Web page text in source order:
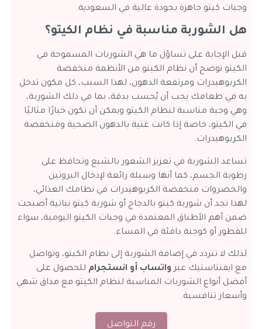
وجبات كيتو جاهزة بجودة عالية في السعودية.
هل الشوربة مناسبة في نظام الكيتو؟
قبل الإجابة على تساؤل ما هي الشوربات المسموحة في
الكيتو نوضح أن نظام الكيتو من الأنظمة منخفضة
الكربوهيدرات ومرتفعة الدهون، لهذا السبب، كل مكون تدخل
به في طعامك يجب أن يُحسب بدقة، بما في ذلك الشوربة،
وهي وجبة مناسبة لنظام الكيتو ويمكن أن تكون خيارًا مثاليًا
في الكيتو، خاصة إذا كانت غنية بالدهون الصحية ومنخفضة
الكربوهيدرات.
تساعد الشوربة في تعزيز الشعور بالشبع وتحافظ على
رطوبة الجسم، كما أنها وسيلة رائعة لإدخال البروتين
والخضروات منخفضة الكربوهيدرات في نظامك الغذائي،
لهذا نجد أن شوربة كيتو بالدجاج أو شوربة كيتو نباتية أصبحت
ضمن أهم الأطباق المعتمدة في وجبات الكيتو اليومية، سواء
للفطور أو كوجبة دافئة في المساء.
لذلك لا تتردد في إضافة الشوربة إلى نظام الكيتو، وتواصل
مع ايفنتاستيك عبرواتساب أو انستجرام للحصول على
أفضل أنواع الشوربات المناسبة لنظام الكيتو مع مذاق شهي
وأسعار تنافسية.
رقم التواصل